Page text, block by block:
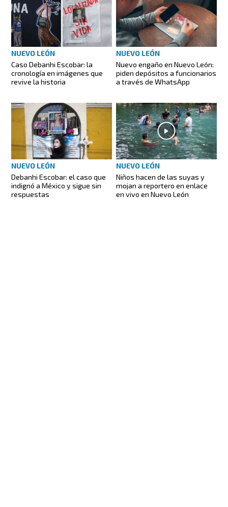
NUEVO LEÓN
Caso Debanhi Escobar: la
cronología en imágenes que
revive la historia
NUEVO LEÓN
Nuevo engaño en Nuevo León:
piden depósitos a funcionarios
a través de WhatsApp
NUEVO LEÓN
Debanhi Escobar: el caso que
indignó a México y sigue sin
respuestas
NUEVO LEÓN
Niños hacen de las suyas y
mojan a reportero en enlace
en vivo en Nuevo León